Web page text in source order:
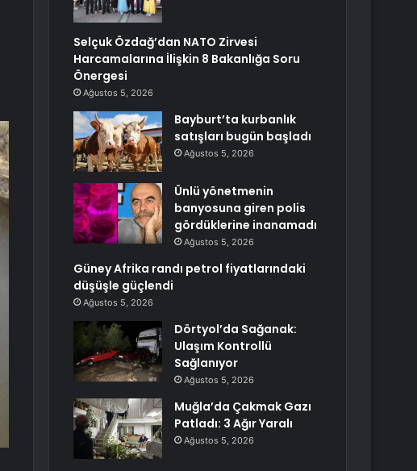
Selçuk Özdağ’dan NATO Zirvesi
Harcamalarına İlişkin 8 Bakanlığa Soru
Önergesi
Ağustos 5, 2026
Bayburt’ta kurbanlık
satışları bugün başladı
Ağustos 5, 2026
Ünlü yönetmenin
banyosuna giren polis
gördüklerine inanamadı
Ağustos 5, 2026
Güney Afrika randı petrol fiyatlarındaki
düşüşle güçlendi
Ağustos 5, 2026
Dörtyol’da Sağanak:
Ulaşım Kontrollü
Sağlanıyor
Ağustos 5, 2026
Muğla’da Çakmak Gazı
Patladı: 3 Ağır Yaralı
Ağustos 5, 2026